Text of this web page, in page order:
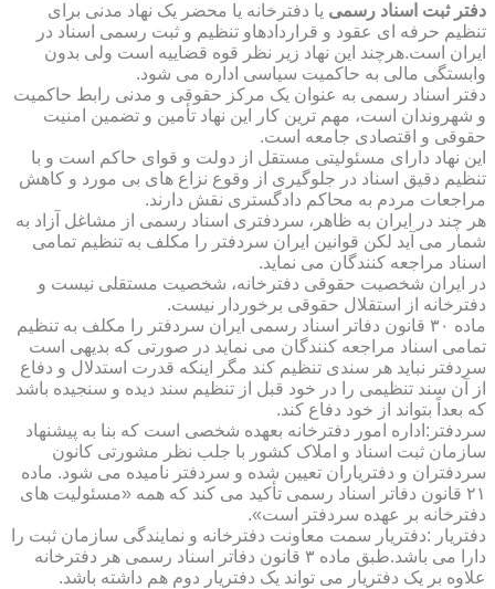
دفتر ثبت اسناد رسمی یا دفترخانه یا محضر یک نهاد مدنی برای
تنظیم حرفه ای عقود و قراردادهاو تنظیم و ثبت رسمی اسناد در
ایران است.هرچند این نهاد زیر نظر قوه قضاییه است ولی بدون
وابستگی مالی به حاکمیت سیاسی اداره می شود.
دفتر اسناد رسمی به عنوان یک مرکز حقوقی و مدنی رابط حاکمیت
و شهروندان است، مهم ترین کار این نهاد تأمین و تضمین امنیت
حقوقی و اقتصادی جامعه است.
این نهاد دارای مسئولیتی مستقل از دولت و قوای حاکم است و با
تنظیم دقیق اسناد در جلوگیری از وقوع نزاع های بی مورد و کاهش
مراجعات مردم به محاکم دادگستری نقش دارند.
هر چند در ایران به ظاهر، سردفتری اسناد رسمی از مشاغل آزاد به
شمار می آید لکن قوانین ایران سردفتر را مکلف به تنظیم تمامی
اسناد مراجعه کنندگان می نماید.
در ایران شخصیت حقوقی دفترخانه، شخصیت مستقلی نیست و
دفترخانه از استقلال حقوقی برخوردار نیست.
ماده ۳۰ قانون دفاتر اسناد رسمی ایران سردفتر را مکلف به تنظیم
تمامی اسناد مراجعه کنندگان می نماید در صورتی که بدیهی است
سردفتر نباید هر سندی تنظیم کند مگر اینکه قدرت استدلال و دفاع
از آن سند تنظیمی را در خود قبل از تنظیم سند دیده و سنجیده باشد
که بعداً بتواند از خود دفاع کند.
سردفتر:اداره امور دفترخانه بعهده شخصی است که بنا به پیشنهاد
سازمان ثبت اسناد و املاک کشور با جلب نظر مشورتی کانون
سردفتران و دفتریاران تعیین شده و سردفتر نامیده می شود. ماده
۲۱ قانون دفاتر اسناد رسمی تأکید می کند که همه «مسئولیت های
دفترخانه بر عهده سردفتر است».
دفتریار :دفتریار سمت معاونت دفترخانه و نمایندگی سازمان ثبت را
دارا می باشد.طبق ماده ۳ قانون دفاتر اسناد رسمی هر دفترخانه
علاوه بر یک دفتریار می تواند یک دفتریار دوم هم داشته باشد.